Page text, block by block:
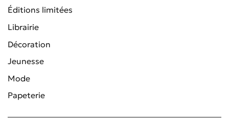
Éditions limitées
Librairie
Décoration
Jeunesse
Mode
Papeterie